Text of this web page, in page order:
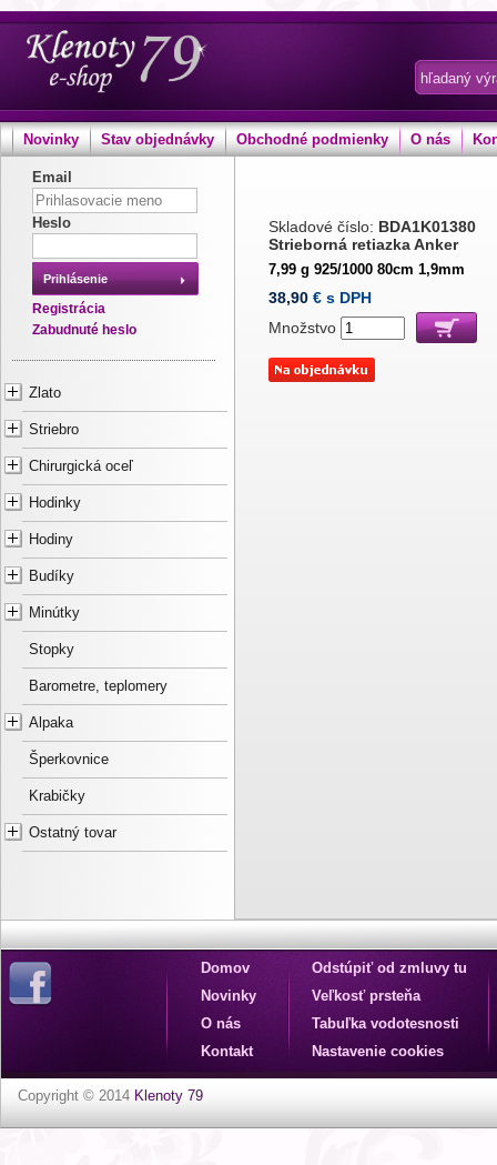
Novinky Stav objednávky Obchodné podmienky O nás
Email
Heslo
Prihlásenie
Registrácia
Zabudnuté heslo
Zlato
Striebro
Chirurgická oceľ
Hodinky
Hodiny
Budíky
Minútky
Stopky
Barometre, teplomery
Alpaka
Šperkovnice
Krabičky
Ostatný tovar
Skladové číslo: BDA1K01380
Strieborná retiazka Anker
7,99 g 925/1000 80cm 1,9mm
38,90 € s DPH
Množstvo
Domov
Novinky
O nás
Kontakt
Odstúpiť od zmluvy tu
Veľkosť prsteňa
Tabuľka vodotesnosti
Nastavenie cookies
Copyright © 2014 Klenoty 79